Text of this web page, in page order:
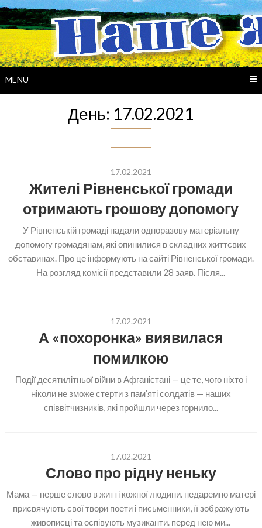
Skip
to
content
MENU
День: 17.02.2021
17.02.2021
Жителі Рівненської громади
отримають грошову допомогу
У Рівненській громаді надали одноразову матеріальну
допомогу громадянам, які опинилися в складних життєвих
обставинах. Про це інформують на сайті Рівненської громади.
На розгляд комісії представили 28 заяв. Після...
17.02.2021
А «похоронка» виявилася
помилкою
Події десятилітньої війни в Афганістані — це те, чого ніхто і
ніколи не зможе стерти з пам’яті солдатів — наших
співвітчизників, які пройшли через горнило...
17.02.2021
Слово про рідну неньку
Мама — перше слово в житті кожної людини. недаремно матері
присвячують свої твори поети і письменники, її зображують
живописці та оспівують музиканти. перед нею ми...